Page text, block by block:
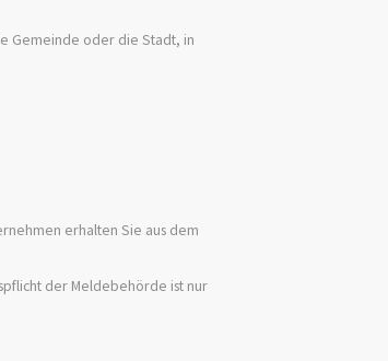
Gemeinde oder die Stadt, in
erhalten Sie aus dem
der Meldebehörde ist nur